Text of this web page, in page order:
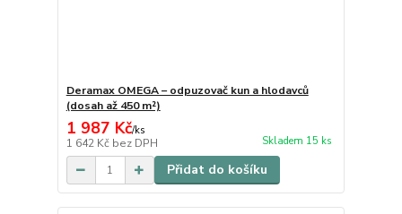
Deramax OMEGA – odpuzovač kun a hlodavců
(dosah až 450 m²)
1 987 Kč/ks
1 642 Kč bez DPH Skladem 15 ks
Přidat do košíku